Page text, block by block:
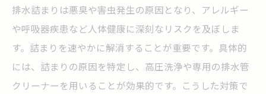
排水詰まりは悪臭や害虫発生の原因となり、アレルギー
や呼吸器疾患など人体健康に深刻なリスクを及ぼしま
す。詰まりを速やかに解消することが重要です。具体的
には、詰まりの原因を特定し、高圧洗浄や専用の排水管
クリーナーを用いることが効果的です。こうした対策で